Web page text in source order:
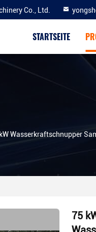
Co., Ltd.
STARTSEITE
Wasserkraftschnupper
75